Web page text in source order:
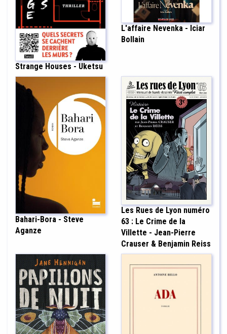
Strange Houses - Uketsu
L'affaire Nevenka - Iciar
Bollain
Bahari-Bora - Steve
Aganze
Les Rues de Lyon numéro
63 : Le Crime de la
Villette - Jean-Pierre
Crauser & Benjamin Reiss